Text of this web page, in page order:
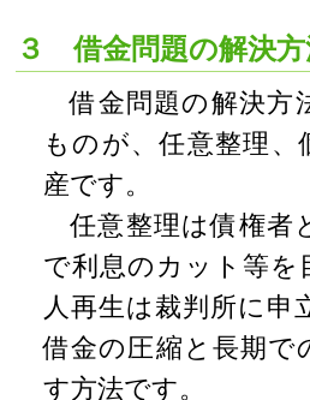
３ 借金問題の解決
借金問題の解決方
ものが、任意整理、
産です。
任意整理は債権者
で利息のカット等を
人再生は裁判所に申
借金の圧縮と長期で
す方法です。